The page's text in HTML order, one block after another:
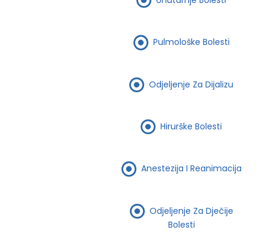
Pulmološke Bolesti
Odjeljenje Za Dijalizu
Hirurške Bolesti
Anestezija I Reanimacija
Odjeljenje Za Dječije
Bolesti